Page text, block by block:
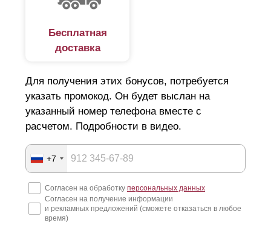
Бесплатная
доставка
Для получения этих бонусов, потребуется
указать промокод. Он будет выслан на
указанный номер телефона вместе с
расчетом. Подробности в видео.
+7
Согласен на обработку персональных данных
Согласен на получение информации
и рекламных предложений (сможете отказаться в любое
время)